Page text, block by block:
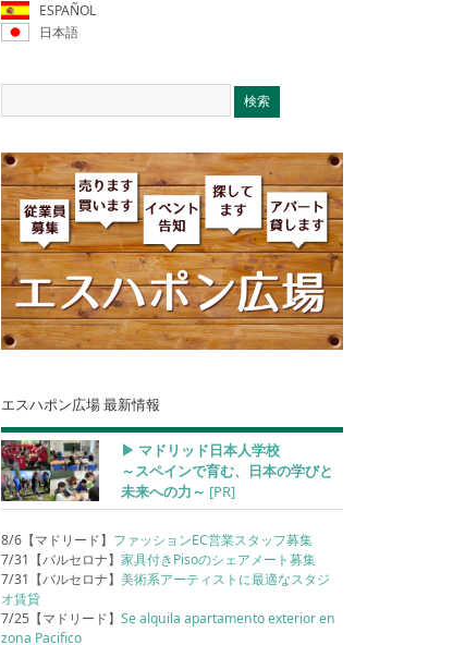
ESPAÑOL
日本語
エスハポン広場 最新情報
▶︎ マドリッド日本人学校
～スペインで育む、日本の学びと
未来への力～ [PR]
8/6【マドリード】 ファッションEC営業スタッフ募集
7/31【バルセロナ】家具付きPisoのシェアメート募集
7/31【バルセロナ】美術系アーティストに最適なスタジ
オ賃貸
7/25【マドリード】Se alquila apartamento exterior en
zona Pacifico